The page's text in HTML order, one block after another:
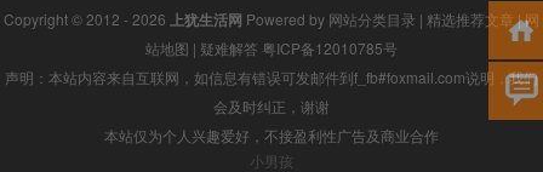
Copyright © 2012 - 2026 上犹生活网 Powered by 网站分类目录 | 精选推荐文章 |网
站地图 | 疑难解答 粤ICP备12010785号
声明：本站内容来自互联网，如信息有错误可发邮件到f_fb#foxmail.com说明，我们
会及时纠正，谢谢
本站仅为个人兴趣爱好，不接盈利性广告及商业合作
小男孩